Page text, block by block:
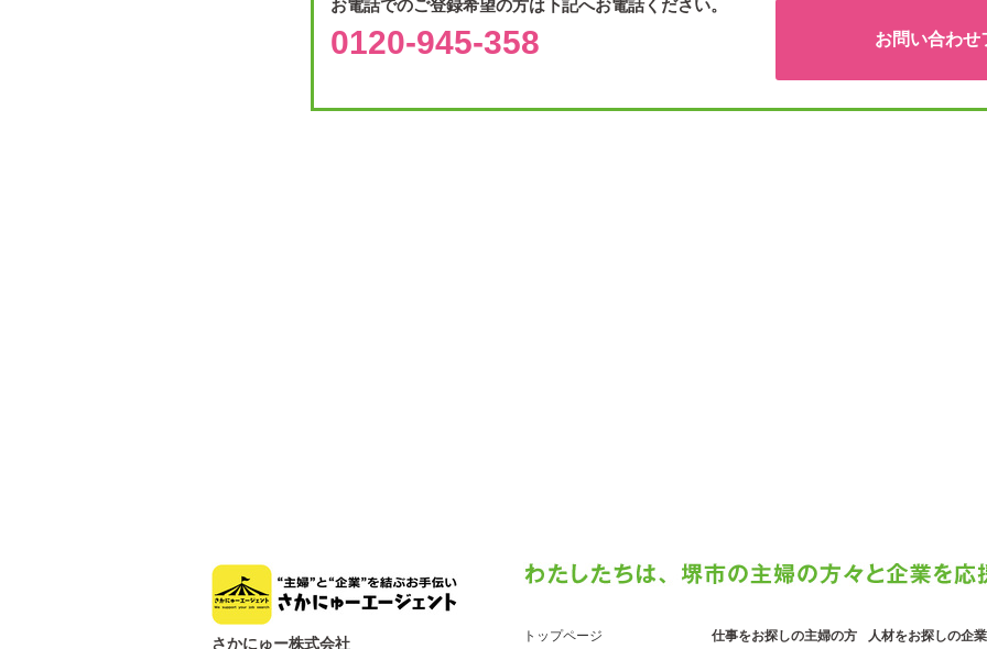
お電話でのご登録希望の方は下記へお電話ください。
0120-945-358 お問い合わせ
さかにゅー株式会社 トップページ 仕事をお探しの主婦の方 人材をお探しの企